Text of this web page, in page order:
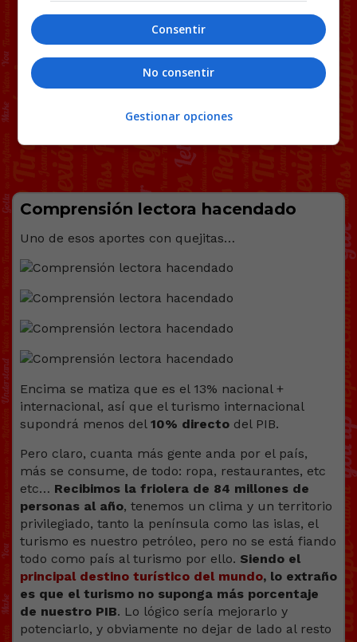
Comprensión lectora hacendado
Uno de esos aportes con quejitas…
Encima se matiza que es el 13% nacional +
internacional, así que el turismo internacional
supondrá menos del 10% directo del PIB.
Pero claro, cuanta más gente anda por el país,
más se consume, de todo: ropa, restaurantes, etc
etc… Recibimos la friolera de 84 millones de
personas al año, tenemos un clima y un territorio
privilegiado, tanto la península como las islas, el
turismo es nuestro petróleo, pero no se está fiando
todo como país al turismo por ello. Siendo el
principal destino turístico del mundo, lo extraño
es que el turismo no suponga más porcentaje
de nuestro PIB. Lo lógico sería mejorarlo y
potenciarlo, y obviamente no dejar de lado al resto
Consentir
No consentir
Gestionar opciones